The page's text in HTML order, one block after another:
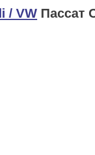
/ VW Пассат